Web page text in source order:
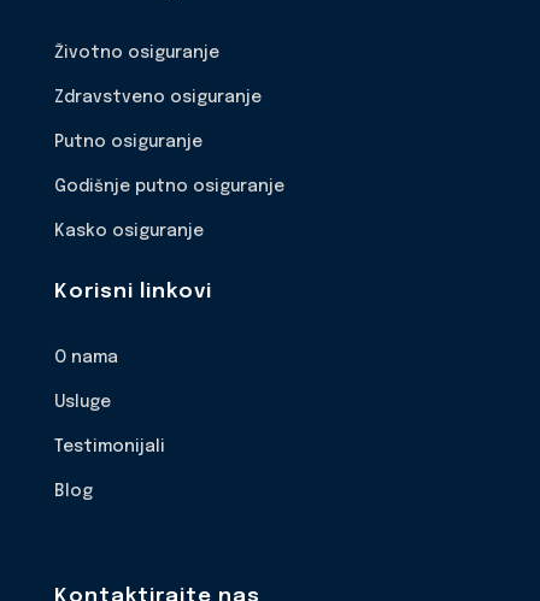
Životno osiguranje
Zdravstveno osiguranje
Putno osiguranje
Godišnje putno osiguranje
Kasko osiguranje
Korisni linkovi
O nama
Usluge
Testimonijali
Blog
Kontaktirajte nas